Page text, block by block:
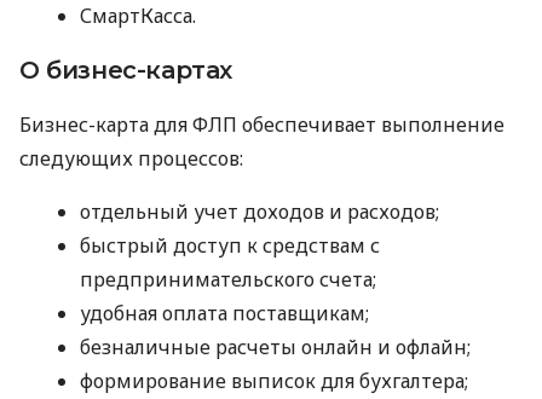
СмартКасса.
О бизнес-картах
Бизнес-карта для ФЛП обеспечивает выполнение
следующих процессов:
отдельный учет доходов и расходов;
быстрый доступ к средствам с
предпринимательского счета;
удобная оплата поставщикам;
безналичные расчеты онлайн и офлайн;
формирование выписок для бухгалтера;